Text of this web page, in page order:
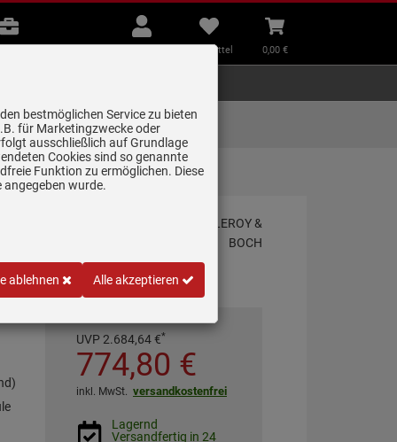
Beratung
Mein
Konto
Merkzettel
aufklappen
Merkzettel
Warenkorb
aufklappen
0,00 €
Lieferung zum
Wunschtermin
UVP2.684,64€*
774,80 €
inkl. MwSt. versandkostenfrei
Lagernd
Versandfertig in 24
bestmöglichen Service zu bieten
für Marketingzwecke oder
ausschließlich auf Grundlage
Cookies sind so genannte
Funktion zu ermöglichen. Diese
angegeben wurde.
ablehnen Alle akzeptieren